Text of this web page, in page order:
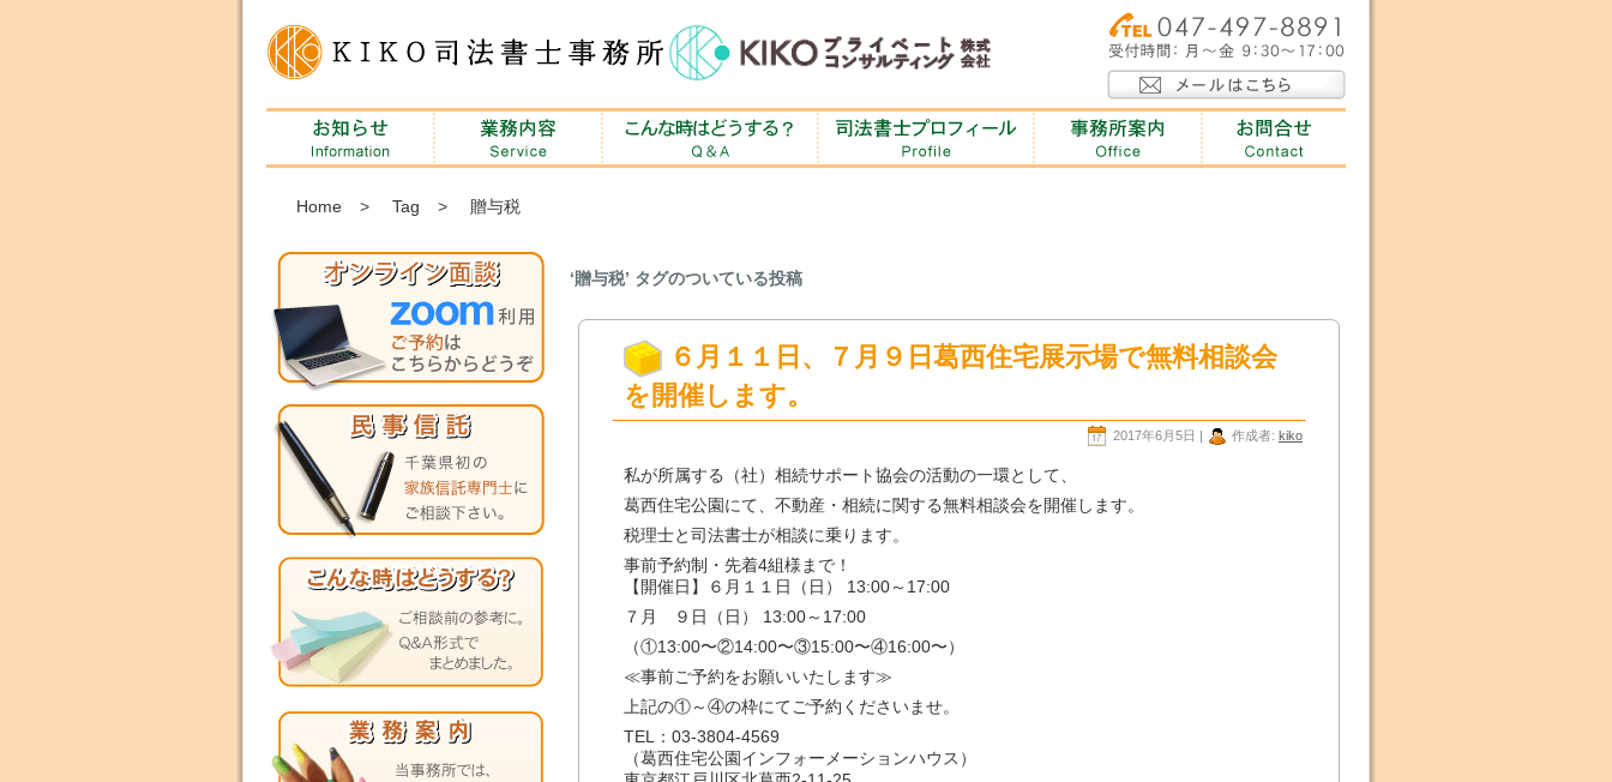
Home > Tag > 贈与税
‘贈与税’ タグのついている投稿
６月１１日、７月９日葛西住宅展示場で無料相談会
を開催します。
2017年6月5日 | 作成者: kiko
私が所属する（社）相続サポート協会の活動の一環として、
葛西住宅公園にて、不動産・相続に関する無料相談会を開催します。
税理士と司法書士が相談に乗ります。
事前予約制・先着4組様まで！
【開催日】６月１１日（日） 13:00～17:00
７月 ９日（日） 13:00～17:00
（①13:00〜②14:00〜③15:00〜④16:00〜）
≪事前ご予約をお願いいたします≫
上記の①～④の枠にてご予約くださいませ。
TEL：03-3804-4569
（葛西住宅公園インフォーメーションハウス）